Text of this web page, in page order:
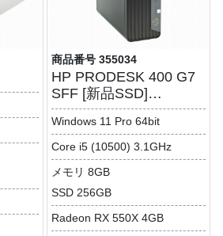
商品番号 355034
HP PRODESK 400 G7
SFF [新品SSD]
【Win11】
Windows 11 Pro 64bit
Core i5 (10500) 3.1GHz
メモリ 8GB
SSD 256GB
Radeon RX 550X 4GB